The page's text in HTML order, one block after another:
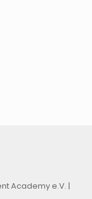
Academy e.V. |